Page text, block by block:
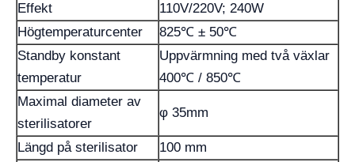
Effekt
110V/220V; 240W
Högtemperaturcenter
825℃ ± 50℃
Standby konstant
temperatur
Uppvärmning med två växlar
400℃ / 850℃
Maximal diameter av
sterilisatorer
φ 35mm
Längd på sterilisator
100 mm